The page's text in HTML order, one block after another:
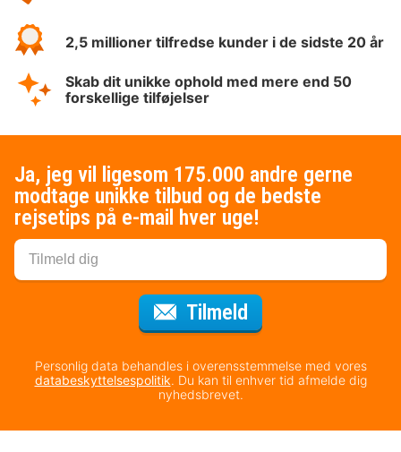
2,5 millioner tilfredse kunder i de sidste 20 år
Skab dit unikke ophold med mere end 50
forskellige tilføjelser
Ja, jeg vil ligesom 175.000 andre gerne
modtage unikke tilbud og de bedste
rejsetips på e-mail hver uge!
Tilmeld
Personlig data behandles i overensstemmelse med vores
databeskyttelsespolitik. Du kan til enhver tid afmelde dig
nyhedsbrevet.